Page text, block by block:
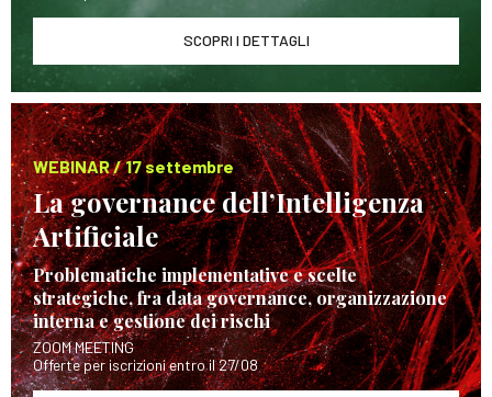
SCOPRI I DETTAGLI
WEBINAR / 17 settembre
La governance dell’Intelligenza
Artificiale
Problematiche implementative e scelte
strategiche, fra data governance, organizzazione
interna e gestione dei rischi
ZOOM MEETING
Offerte per iscrizioni entro il 27/08